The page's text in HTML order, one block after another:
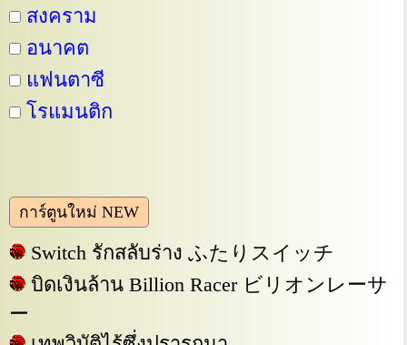
สงคราม
อนาคต
แฟนตาซี
โรแมนติก
การ์ตูนใหม่ NEW
Switch รักสลับร่าง ふたりスイッチ
บิดเงินล้าน Billion Racer ビリオンレーサ
ー